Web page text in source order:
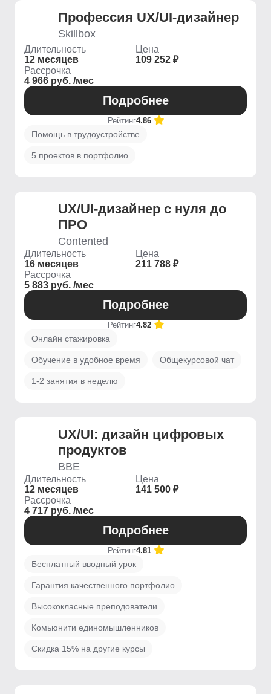
Профессия UX/UI-дизайнер
Skillbox
Длительность
12 месяцев
Цена
109 252 ₽
Рассрочка
4 966 руб. /мес
Подробнее
Рейтинг4.86
Помощь в трудоустройстве
5 проектов в портфолио
UX/UI-дизайнер с нуля до
ПРО
Contented
Длительность
16 месяцев
Цена
211 788 ₽
Рассрочка
5 883 руб. /мес
Подробнее
Рейтинг4.82
Онлайн стажировка
Обучение в удобное время Общекурсовой чат
1-2 занятия в неделю
UX/UI: дизайн цифровых
продуктов
BBE
Длительность
12 месяцев
Цена
141 500 ₽
Рассрочка
4 717 руб. /мес
Подробнее
Рейтинг4.81
Бесплатный вводный урок
Гарантия качественного портфолио
Высококласные преподователи
Комьюнити единомышленников
Скидка 15% на другие курсы